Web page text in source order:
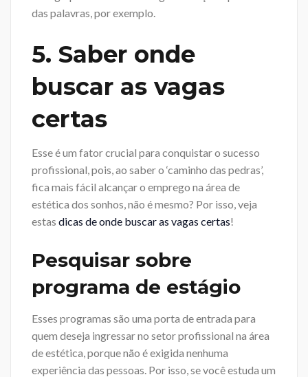
das palavras, por exemplo.
5. Saber onde
buscar as vagas
certas
Esse é um fator crucial para conquistar o sucesso
profissional, pois, ao saber o ‘caminho das pedras’,
fica mais fácil alcançar o emprego na área de
estética dos sonhos, não é mesmo? Por isso, veja
estas dicas de onde buscar as vagas certas!
Pesquisar sobre
programa de estágio
Esses programas são uma porta de entrada para
quem deseja ingressar no setor profissional na área
de estética, porque não é exigida nenhuma
experiência das pessoas. Por isso, se você estuda um